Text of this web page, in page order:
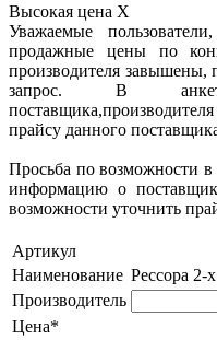
Высокая цена X
Уважаемые
продажные цены по
производителя
запрос. В
прайсу данного
Просьба по возможности
информацию о
возможности уточнить
Артикул
Наименование Рессора 2-
Производитель
Цена*